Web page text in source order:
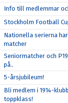
Info till medlemmar
Stockholm Football
Nationella serierna
matcher
Seniormatcher och
på..
5-årsjubileum!
Bli medlem i 1914-
toppklass!